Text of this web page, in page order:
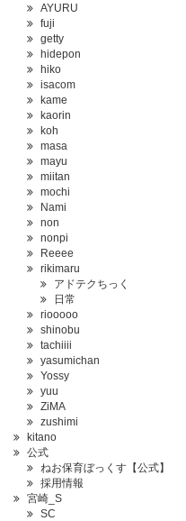
AYURU
fuji
getty
hidepon
hiko
isacom
kame
kaorin
koh
masa
mayu
miitan
mochi
Nami
non
nonpi
Reeee
rikimaru
アドテクちっく
日常
riooooo
shinobu
tachiiii
yasumichan
Yossy
yuu
ZiMA
zushimi
kitano
公式
ねお保育ぼっくす【公式】
採用情報
宮崎_S
SC